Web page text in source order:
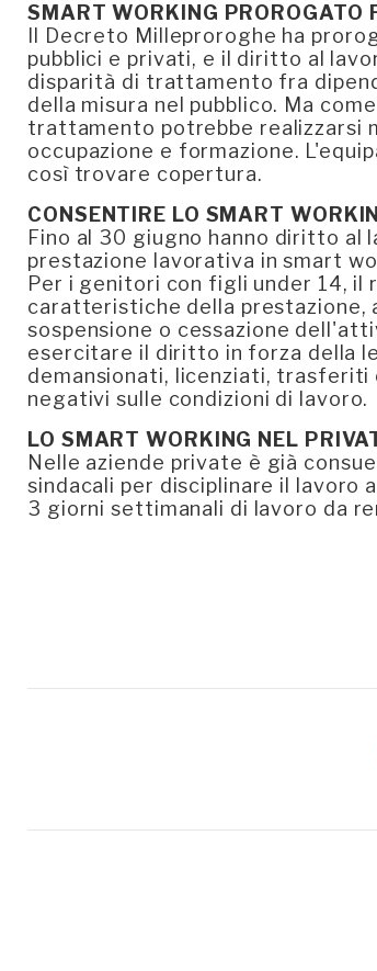
SMART WORKING PROROGATO
Il Decreto Milleproroghe ha
pubblici e privati, e il diritto al
disparità di trattamento fra
della misura nel pubblico. Ma
trattamento potrebbe realizzarsi
occupazione e formazione.
così trovare copertura.
CONSENTIRE LO SMART
Fino al 30 giugno hanno diritto al
prestazione lavorativa in smart
Per i genitori con figli under 14, il
caratteristiche della prestazione,
sospensione o cessazione
esercitare il diritto in forza della
demansionati, licenziati,
negativi sulle condizioni di lavoro.
LO SMART WORKING NEL
Nelle aziende private è già
sindacali per disciplinare il lavoro
3 giorni settimanali di lavoro da